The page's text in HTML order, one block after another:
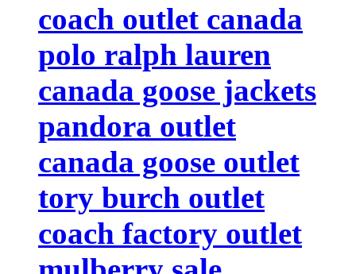
coach outlet canada
polo ralph lauren
canada goose jackets
pandora outlet
canada goose outlet
tory burch outlet
coach factory outlet